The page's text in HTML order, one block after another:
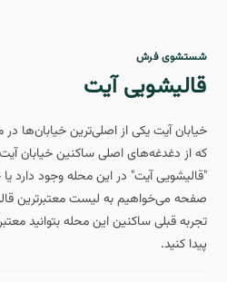
شستشوی فرش
قالیشویی آیت
خیابان آیت یکی از اصلی‌ترین خیابان‌ها
که از دغدغه‌های اصلی ساکنین خیابان
"قالیشویی آیت" در این محله وجود دارد
صفحه می‌خواهیم به لیست معتبرترین
تجربه قبلی ساکنین این محله بتوانید
پیدا کنید.